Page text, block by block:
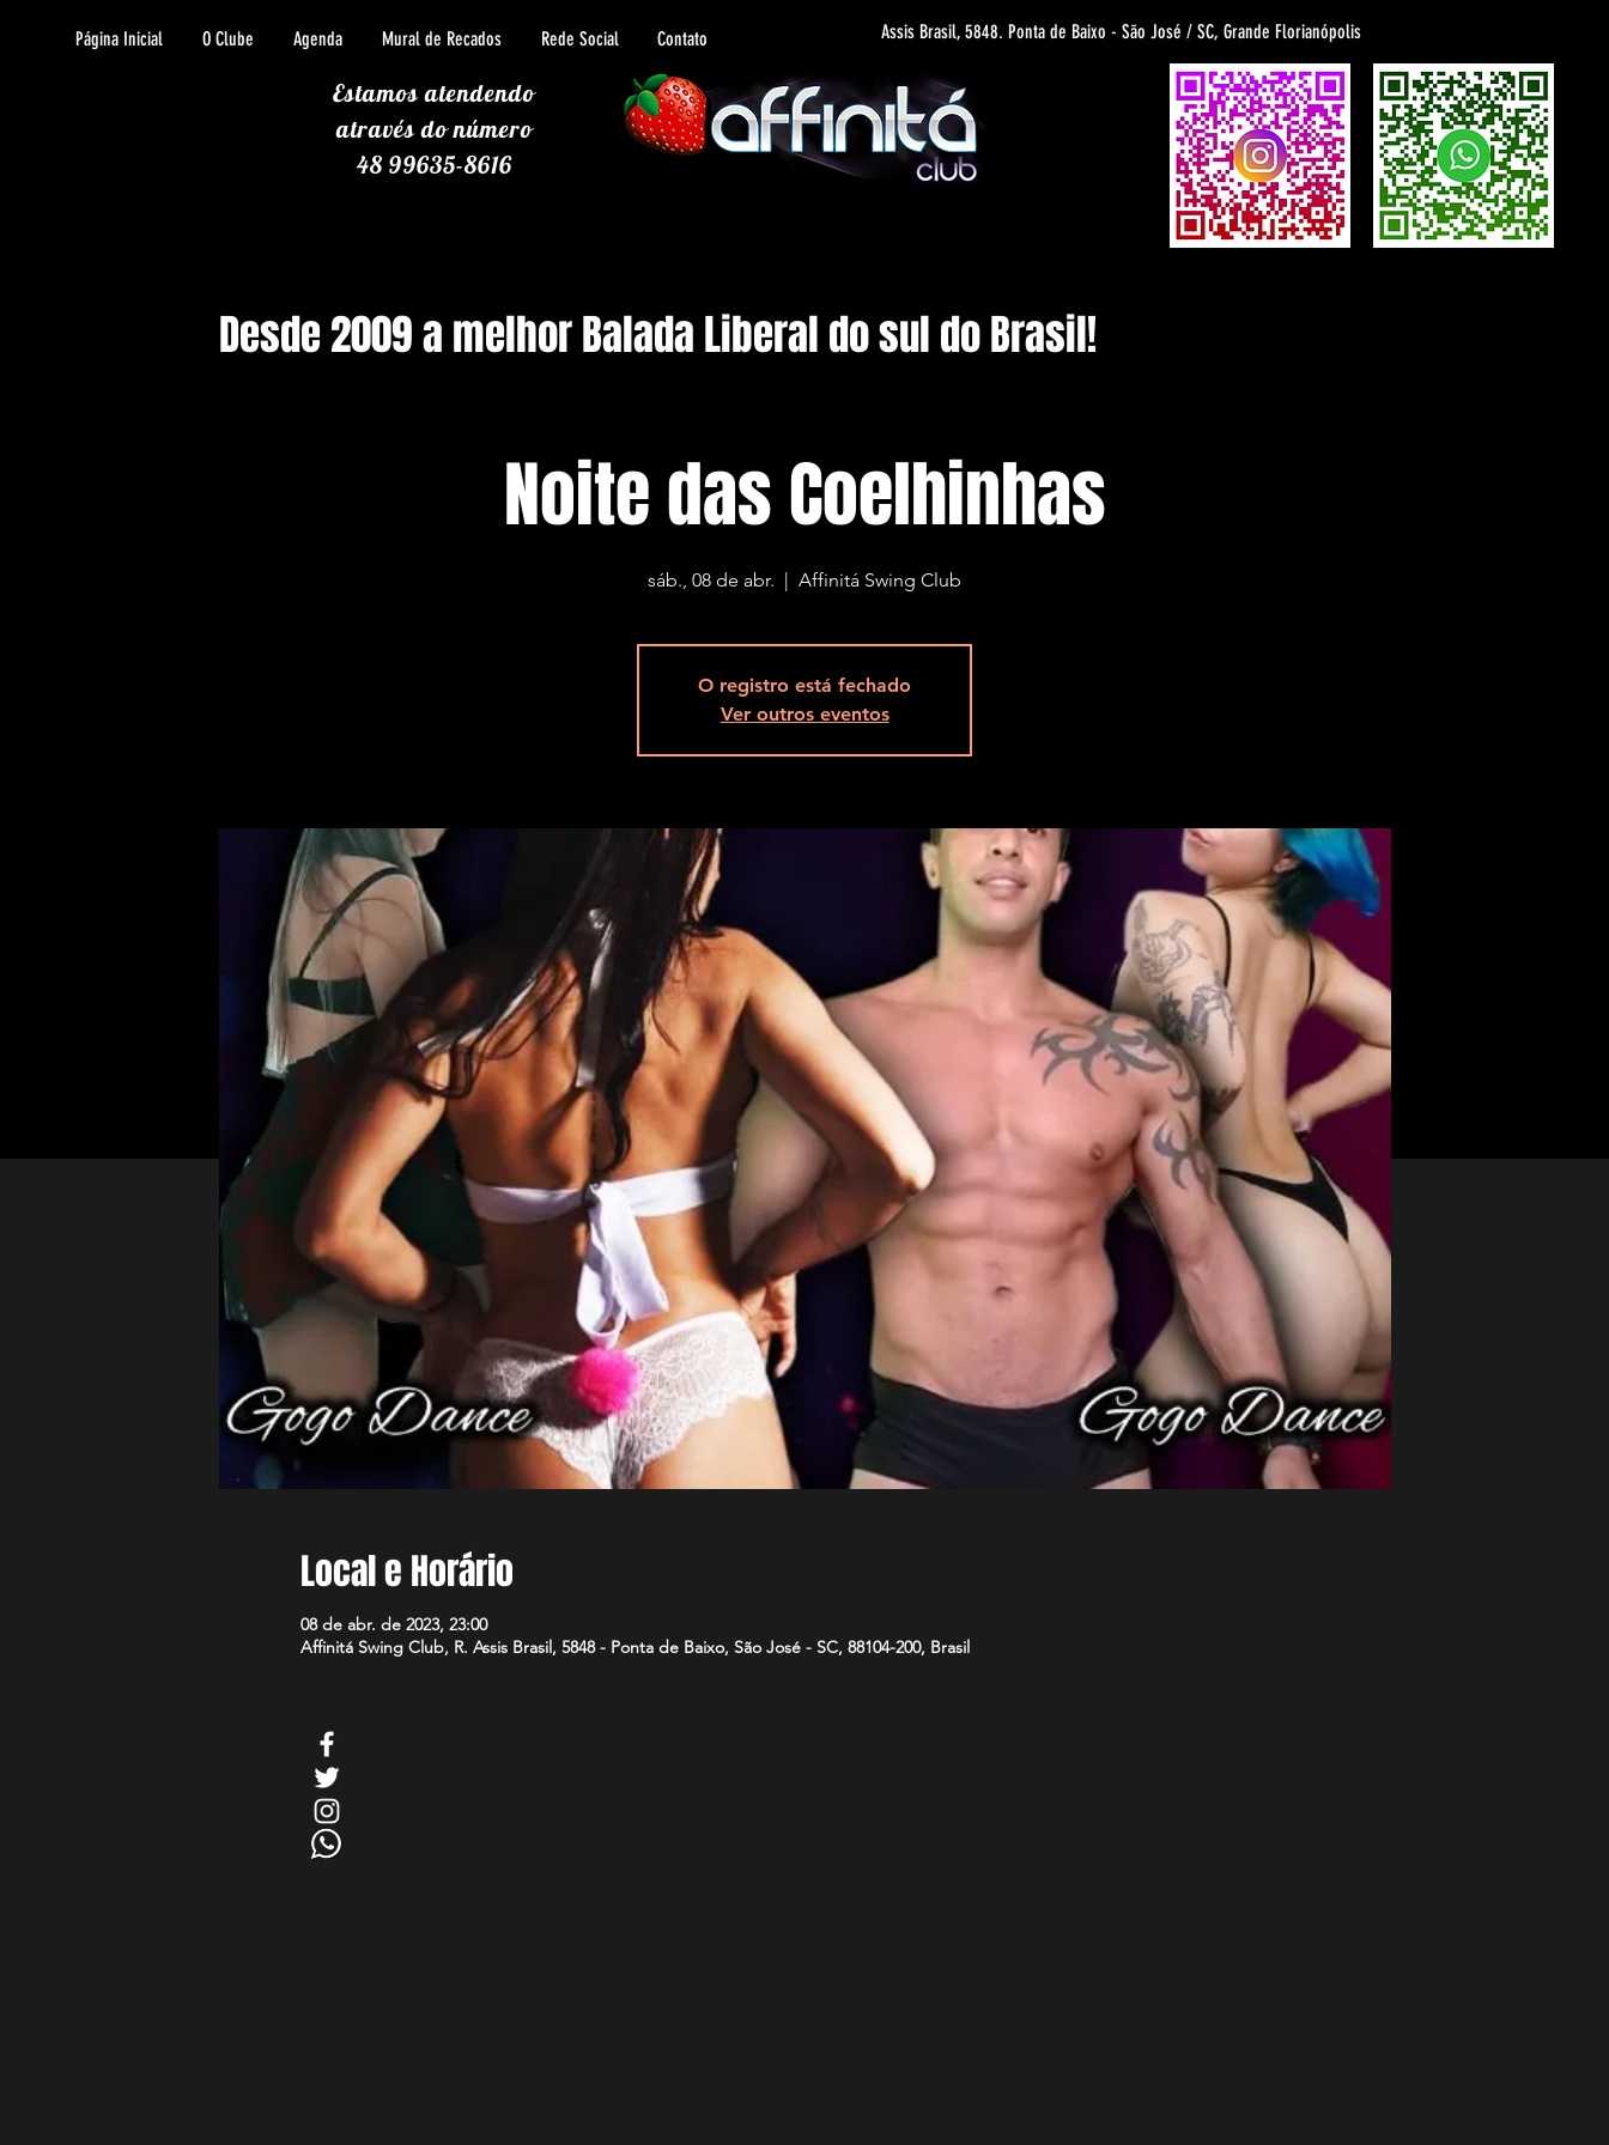
Página Inicial O Clube Agenda Mural de Recados Rede Social Contato Assis Brasil, 5848. Ponta de Baixo - São José / SC, Grande Florianópolis
Estamos atendendo
atravésdo número
48 99635-8616
Desde 2009 a melhor Balada Liberal do sul do Brasil!
Noite das Coelhinhas
sáb., 08 de abr.
  |
Affinitá Swing Club
O registro está fechado
Ver outros eventos
Local e Horário
08 de abr. de 2023, 23:00
Affinitá Swing Club, R. Assis Brasil, 5848 - Ponta de Baixo, São José - SC, 88104-200, Brasil